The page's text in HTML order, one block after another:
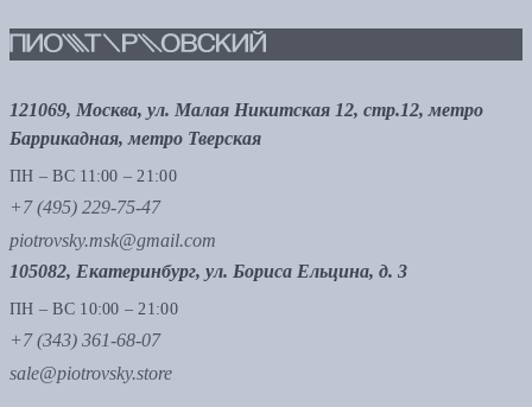
121069, Москва, ул. Малая Никитская 12, стр.12, метро
Баррикадная, метро Тверская
ПН – ВС 11:00 – 21:00
+7 (495) 229-75-47
piotrovsky.msk@gmail.com
105082, Екатеринбург, ул. Бориса Ельцина, д. 3
ПН – ВС 10:00 – 21:00
+7 (343) 361-68-07
sale@piotrovsky.store